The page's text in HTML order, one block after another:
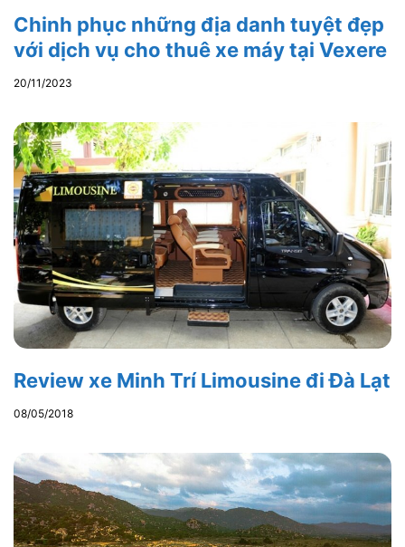
Chinh phục những địa danh tuyệt đẹp
với dịch vụ cho thuê xe máy tại Vexere
20/11/2023
Review xe Minh Trí Limousine đi Đà Lạt
08/05/2018